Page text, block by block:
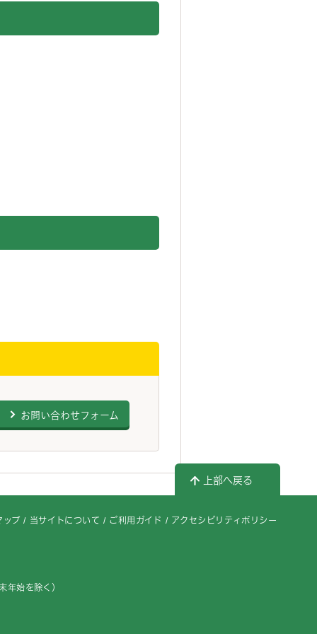
お問い合わせフォーム
上部へ戻る
ップ 当サイトについて ご利用ガイド アクセシビリティポリシー
年始を除く）